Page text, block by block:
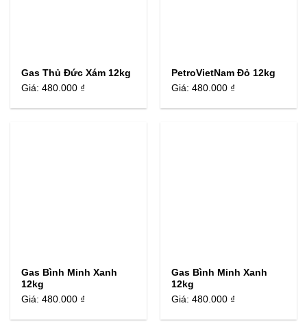
Gas Thủ Đức Xám 12kg
Giá:480.000 ₫
PetroVietNam Đỏ 12kg
Giá:480.000 ₫
Gas Bình Minh Xanh
12kg
Giá:480.000 ₫
Gas Bình Minh Xanh
12kg
Giá:480.000 ₫